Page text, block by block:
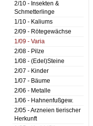
2/10 - Insekten &
Schmetterlinge
1/10 - Kaliums
2/09 - Rötegewächse
1/09 - Varia
2/08 - Pilze
1/08 - (Edel)Steine
2/07 - Kinder
1/07 - Bäume
2/06 - Metalle
1/06 - Hahnenfußgew.
2/05 - Arzneien tierischer
Herkunft